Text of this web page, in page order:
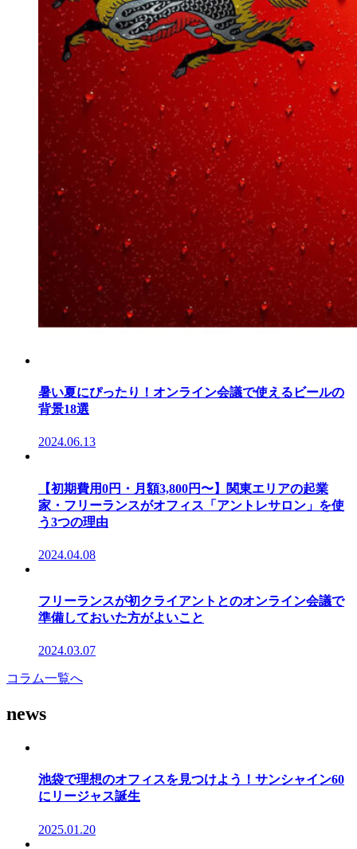
暑い夏にぴったり！オンライン会議で使えるビールの
背景18選
2024.06.13
【初期費用0円・月額3,800円〜】関東エリアの起業
家・フリーランスがオフィス「アントレサロン」を使
う3つの理由
2024.04.08
フリーランスが初クライアントとのオンライン会議で
準備しておいた方がよいこと
2024.03.07
コラム一覧へ
news
池袋で理想のオフィスを見つけよう！サンシャイン60
にリージャス誕生
2025.01.20